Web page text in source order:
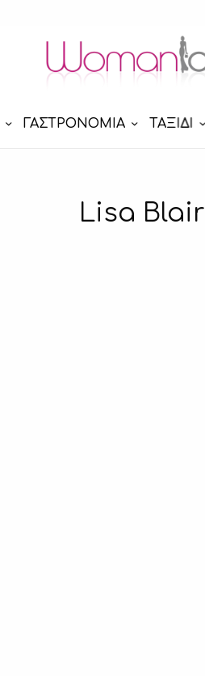
ΓΑΣΤΡΟΝΟΜΙΑ ΤΑΞΙΔΙ
Lisa Blair